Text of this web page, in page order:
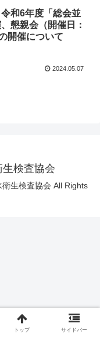
和6年度「総会並
懇親会（開催日：
開催について
2024.05.07
検査協会
生検査協会 All Rights
トップ サイドバー